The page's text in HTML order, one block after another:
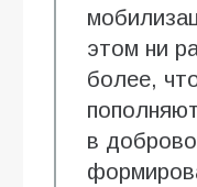
этом ни
более,
в